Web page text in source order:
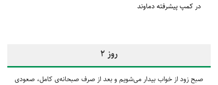
در کمپ پیشرفته دماوند
روز 2
صبح زود از خواب بیدار می‌شویم و بعد از صرف صبحانه‌ی کامل، صعودی